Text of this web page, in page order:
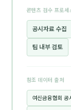
콘텐츠 검수 프로세
공시자료 수집
팀 내부 검토
참조 데이터 출처
여신금융협회 공